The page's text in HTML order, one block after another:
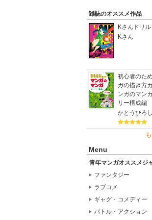
雑誌のオススメ作品
Kさんドリル
Kさん
初心者のた
ガの描き方
ンガのマン
リー構成編
かとうひろし
Menu
青年マンガオススメジ
ファンタジー
ラブコメ
ギャグ・コメディー
バトル・アクション